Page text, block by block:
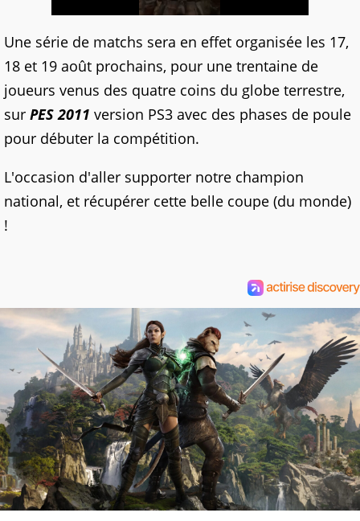
Une série de matchs sera en effet organisée les 17,
18 et 19 août prochains, pour une trentaine de
joueurs venus des quatre coins du globe terrestre,
sur PES 2011 version PS3 avec des phases de poule
pour débuter la compétition.
L'occasion d'aller supporter notre champion
national, et récupérer cette belle coupe (du monde)
!